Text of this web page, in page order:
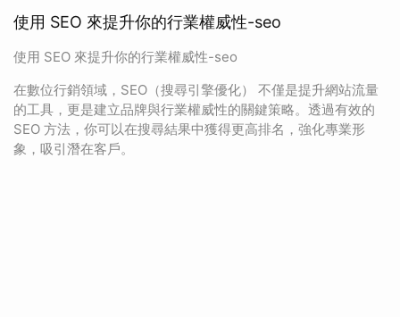
使用 SEO 來提升你的行業權威性-seo
使用 SEO 來提升你的行業權威性-seo
在數位行銷領域，SEO（搜尋引擎優化） 不僅是提升網站流量
的工具，更是建立品牌與行業權威性的關鍵策略。透過有效的
SEO 方法，你可以在搜尋結果中獲得更高排名，強化專業形
象，吸引潛在客戶。